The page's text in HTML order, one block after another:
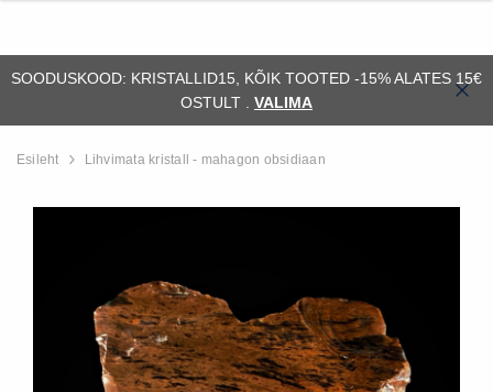
SOODUSKOOD: KRISTALLID15, KÕIK TOOTED -15% ALATES 15€
OSTULT . VALIMA
Esileht Lihvimata kristall - mahagon obsidiaan